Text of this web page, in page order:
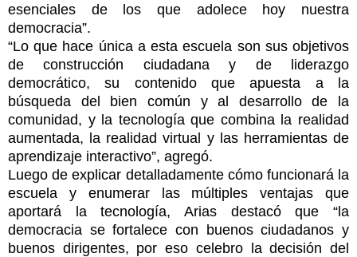
esenciales de los que adolece hoy nuestra
democracia”.
“Lo que hace única a esta escuela son sus objetivos
de construcción ciudadana y de liderazgo
democrático, su contenido que apuesta a la
búsqueda del bien común y al desarrollo de la
comunidad, y la tecnología que combina la realidad
aumentada, la realidad virtual y las herramientas de
aprendizaje interactivo”, agregó.
Luego de explicar detalladamente cómo funcionará la
escuela y enumerar las múltiples ventajas que
aportará la tecnología, Arias destacó que “la
democracia se fortalece con buenos ciudadanos y
buenos dirigentes, por eso celebro la decisión del